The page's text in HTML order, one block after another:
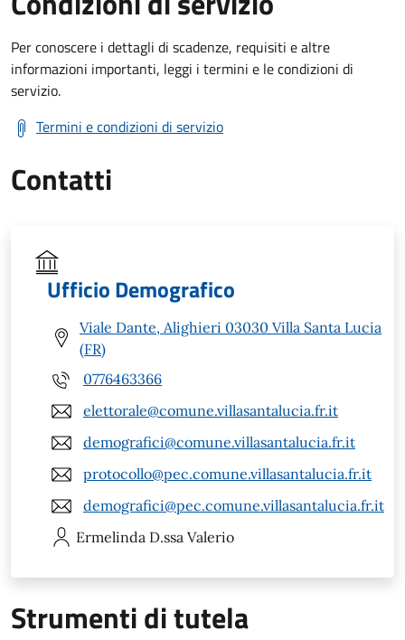
Per conoscere i dettagli di scadenze, requisiti e altre
informazioni importanti, leggi i termini e le condizioni di
servizio.
Termini e condizioni di servizio
Contatti
Ufficio Demografico
Viale Dante, Alighieri 03030 Villa Santa Lucia
(FR)
0776463366
elettorale@comune.villasantalucia.fr.it
demografici@comune.villasantalucia.fr.it
protocollo@pec.comune.villasantalucia.fr.it
demografici@pec.comune.villasantalucia.fr.it
Ermelinda D.ssa Valerio
Strumenti di tutela